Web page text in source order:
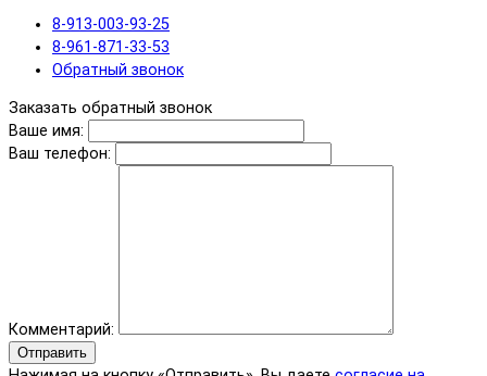
8-913-003-93-25
8-961-871-33-53
Обратный звонок
Заказать обратный звонок
Ваше имя:
Ваш телефон:
Комментарий:
Отправить